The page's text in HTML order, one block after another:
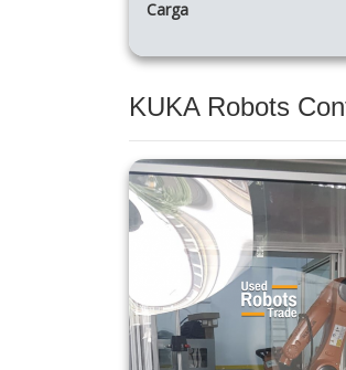
Carga
KUKA Robots